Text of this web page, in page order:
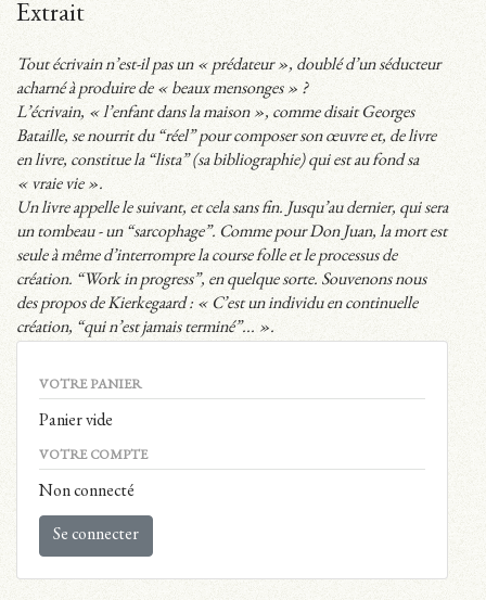
Extrait
Tout écrivain n’est-il pas un « prédateur », doublé d’un séducteur
acharné à produire de « beaux mensonges » ?
L’écrivain, « l’enfant dans la maison », comme disait Georges
Bataille, se nourrit du “réel” pour composer son œuvre et, de livre
en livre, constitue la “lista” (sa bibliographie) qui est au fond sa
« vraie vie ».
Un livre appelle le suivant, et cela sans fin. Jusqu’au dernier, qui sera
un tombeau - un “sarcophage”. Comme pour Don Juan, la mort est
seule à même d’interrompre la course folle et le processus de
création. “Work in progress”, en quelque sorte. Souvenons nous
des propos de Kierkegaard : « C’est un individu en continuelle
création, “qui n’est jamais terminé”... ».
VOTRE PANIER
Panier vide
VOTRE COMPTE
Non connecté
Se connecter